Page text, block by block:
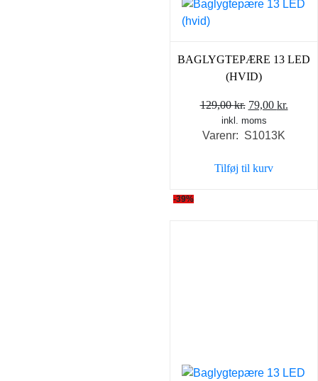
BAGLYGTEPÆRE 13 LED
(HVID)
129,00kr. Den
oprindelige
pris
129,00 kr..
79,00 kr.
inkl. moms
Varenr: S1013K
Tilføj til kurv
-39%